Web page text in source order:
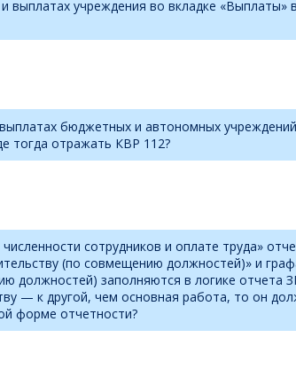
выплатах учреждения во вкладке «Выплаты»
бюджетных и автономных
тогда отражать КВР 112?
сотрудников и оплате труда»
(по совмещению должностей)» и
должностей) заполняются в логике отчета
— к другой, чем основная работа, то он
форме отчетности?